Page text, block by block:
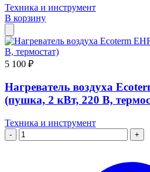
Техника и инструмент
В корзину
5 100 ₽
Нагреватель воздуха
(пушка, 2 кВт, 220 В,
Техника и инструмент
- +